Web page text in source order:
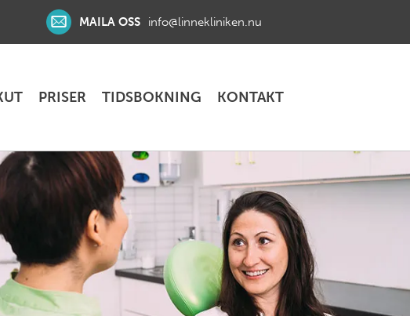
MAILA OSS info@linnekliniken.nu
PRISER TIDSBOKNING KONTAKT